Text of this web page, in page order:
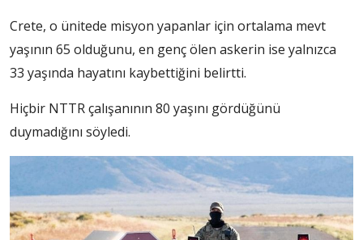
Crete, o ünitede misyon yapanlar için ortalama mevt
yaşının 65 olduğunu, en genç ölen askerin ise yalnızca
33 yaşında hayatını kaybettiğini belirtti.
Hiçbir NTTR çalışanının 80 yaşını gördüğünü
duymadığını söyledi.